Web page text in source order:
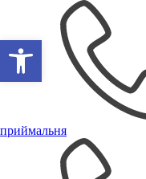
приймальня
Відкрити Панель інструментів